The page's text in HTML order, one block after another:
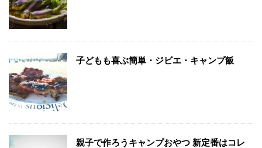
子どもも喜ぶ簡単・ジビエ・キャンプ飯
親子で作ろうキャンプおやつ 新定番はコレ